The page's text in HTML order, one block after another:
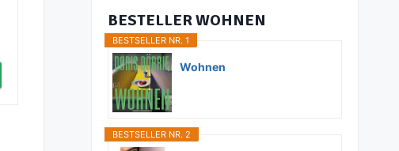
BESTELLER WOHNEN
BESTSELLER NR. 1
Wohnen
BESTSELLER NR. 2